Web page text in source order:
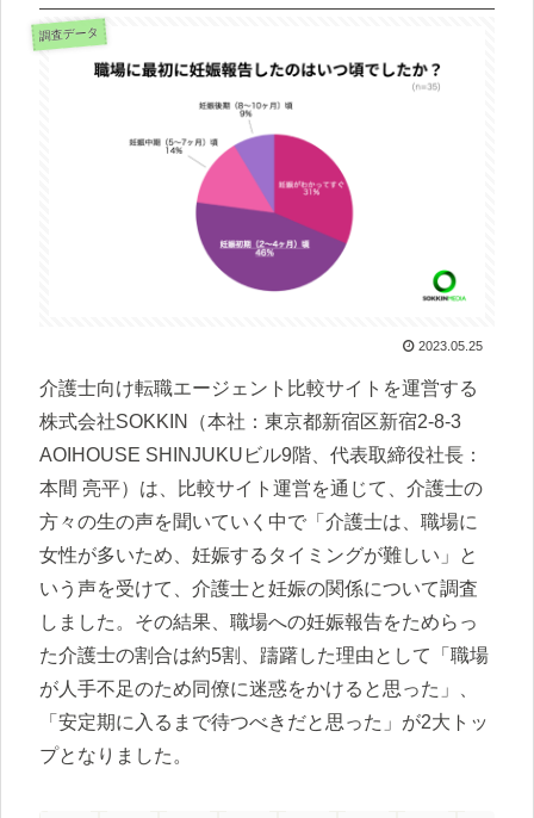
調査データ
2023.05.25
介護士向け転職エージェント比較サイトを運営する
株式会社SOKKIN（本社：東京都新宿区新宿2-8-3
AOIHOUSE SHINJUKUビル9階、代表取締役社長：
本間 亮平）は、比較サイト運営を通じて、介護士の
方々の生の声を聞いていく中で「介護士は、職場に
女性が多いため、妊娠するタイミングが難しい」と
いう声を受けて、介護士と妊娠の関係について調査
しました。その結果、職場への妊娠報告をためらっ
た介護士の割合は約5割、躊躇した理由として「職場
が人手不足のため同僚に迷惑をかけると思った」、
「安定期に入るまで待つべきだと思った」が2大トッ
プとなりました。